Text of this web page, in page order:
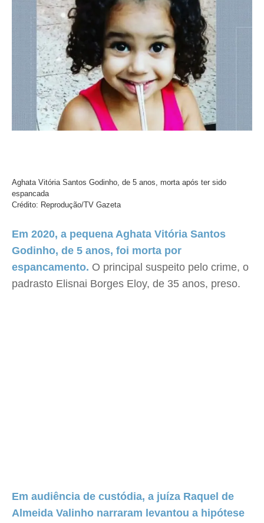
Aghata Vitória Santos Godinho, de 5 anos, morta após ter sido
espancada
Crédito: Reprodução/TV Gazeta
Em 2020, a pequena Aghata Vitória Santos
Godinho, de 5 anos, foi morta por
espancamento. O principal suspeito pelo crime, o
padrasto Elisnai Borges Eloy, de 35 anos, preso.
Em audiência de custódia, a juíza Raquel de
Almeida Valinho narraram levantou a hipótese